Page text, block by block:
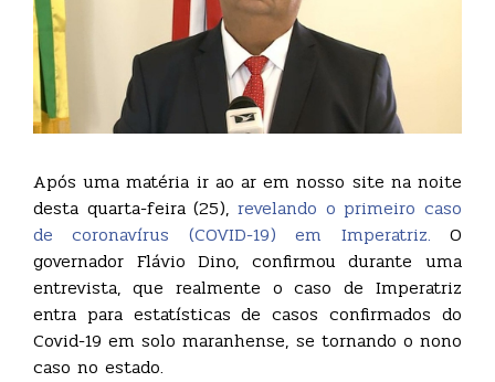
Após uma matéria ir ao ar em nosso site na noite
desta quarta-feira (25), revelando o primeiro caso
de coronavírus (COVID-19) em Imperatriz. O
governador Flávio Dino, confirmou durante uma
entrevista, que realmente o caso de Imperatriz
entra para estatísticas de casos confirmados do
Covid-19 em solo maranhense, se tornando o nono
caso no estado.